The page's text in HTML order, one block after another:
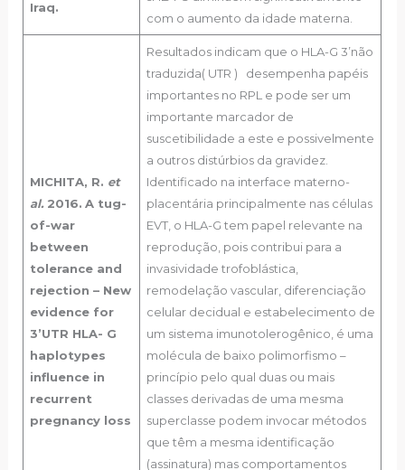
Iraq.
com o aumento da idade materna.
MICHITA, R. et
al. 2016. A tug-
of-war
between
tolerance and
rejection – New
evidence for
3’UTR HLA- G
haplotypes
influence in
recurrent
pregnancy loss
Resultados indicam que o HLA-G 3’não
traduzida( UTR ) desempenha papéis
importantes no RPL e pode ser um
importante marcador de
suscetibilidade a este e possivelmente
a outros distúrbios da gravidez.
Identificado na interface materno-
placentária principalmente nas células
EVT, o HLA-G tem papel relevante na
reprodução, pois contribui para a
invasividade trofoblástica,
remodelação vascular, diferenciação
celular decidual e estabelecimento de
um sistema imunotolerogênico, é uma
molécula de baixo polimorfismo –
princípio pelo qual duas ou mais
classes derivadas de uma mesma
superclasse podem invocar métodos
que têm a mesma identificação
(assinatura) mas comportamentos